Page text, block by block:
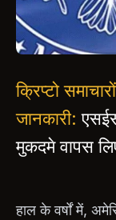
क्रिप्टो
जानकारी:
मुकदमे वापस
हाल के वर्षों में,